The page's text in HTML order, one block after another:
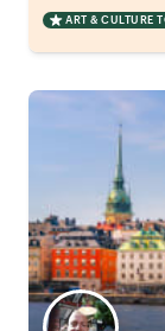
ART & CULTURE